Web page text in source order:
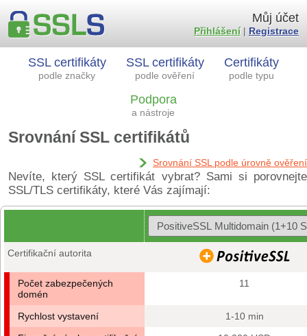
SSL certifikáty
podle značky
SSL certifikáty
podle ověření
Certifikáty
podle typu
Podpora
a nástroje
Můj účet
Přihlášení| Registrace
Srovnání SSL certifikátů
Srovnání SSL podle úrovně ověření
Nevíte, který SSL certifikát vybrat? Sami si porovnejte
SSL/TLS certifikáty, které Vás zajímají:
Certifikační autorita
Počet zabezpečených
domén
11
Rychlost vystavení
1-10 min